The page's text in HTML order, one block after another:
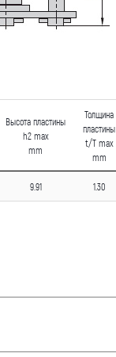
Высота пластины
h2 max
mm
Толщина
пластины
t/T max
mm
9.91 1.30